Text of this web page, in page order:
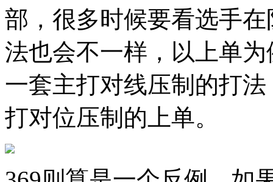
部，很多时候要看选手
法也会不一样，以上单
一套主打对线压制的打
打对位压制的上单。